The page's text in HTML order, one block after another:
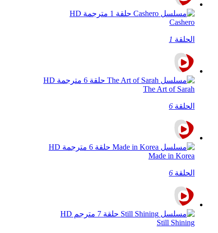
Cashero
الحلقة 1
The Art of Sarah
الحلقة 6
Made in Korea
الحلقة 6
Still Shining